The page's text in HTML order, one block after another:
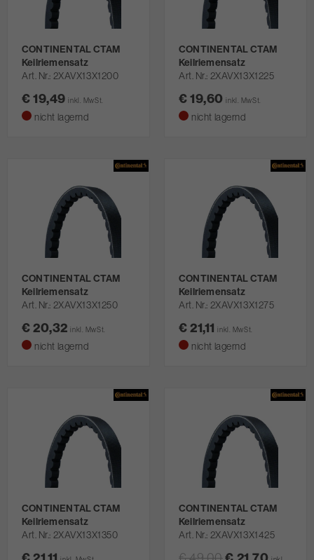
CONTINENTAL CTAM
Keilriemensatz
Art. Nr. 2XAVX13X1200
€ 19,49inkl. MwSt.
nicht lagernd
CONTINENTAL CTAM
Keilriemensatz
Art. Nr. 2XAVX13X1225
€ 19,60inkl. MwSt.
nicht lagernd
CONTINENTAL CTAM
Keilriemensatz
Art. Nr. 2XAVX13X1250
€ 20,32inkl. MwSt.
nicht lagernd
CONTINENTAL CTAM
Keilriemensatz
Art. Nr. 2XAVX13X1275
€ 21,11inkl. MwSt.
nicht lagernd
CONTINENTAL CTAM
Keilriemensatz
Art. Nr. 2XAVX13X1350
CONTINENTAL CTAM
Keilriemensatz
Art. Nr. 2XAVX13X1425